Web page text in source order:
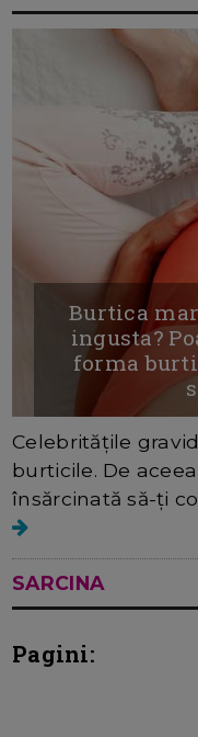
Burtica
ingusta?
forma
Celebritățile
burticile. De
însărcinată să-ți
SARCINA
Pagini: